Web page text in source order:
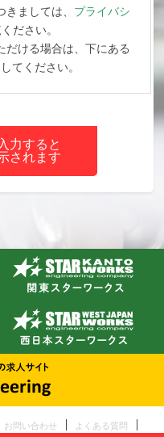
ましては、 プライバシ
ださい。
だける場合は、下にある
てください。
力すると
されます
お問い合わせ よくある質問